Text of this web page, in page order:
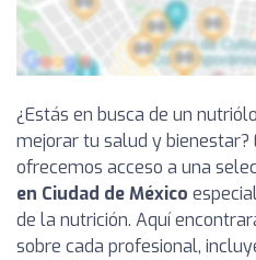
¿Estás en busca de un
mejorar tu salud y bienestar?
ofrecemos acceso a una
en Ciudad de México
de la nutrición. Aquí
sobre cada profesional,